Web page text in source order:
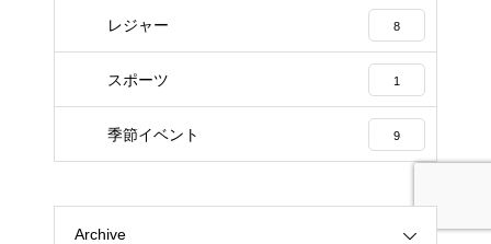
レジャー 8
スポーツ 1
季節イベント 9
Archive